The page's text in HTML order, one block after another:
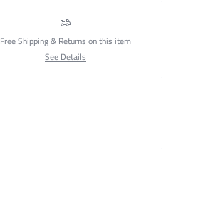
Free Shipping & Returns on this item
See Details